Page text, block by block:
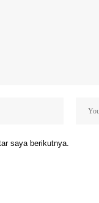
saya berikutnya.